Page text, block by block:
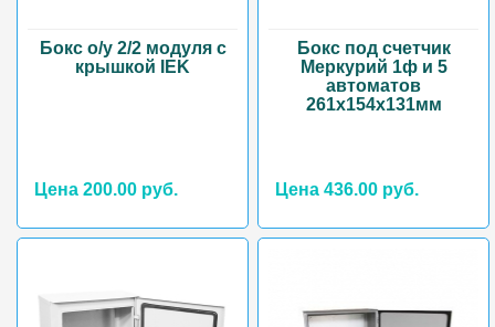
Бокс о/у 2/2 модуля с
крышкой IEK
Цена 200.00 руб.
Бокс под счетчик
Меркурий 1ф и 5
автоматов
261х154х131мм
Цена 436.00 руб.